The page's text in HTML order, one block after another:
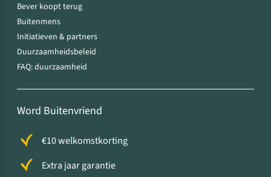
Bever koopt terug
Buitenmens
Initiatieven & partners
Duurzaamheidsbeleid
FAQ: duurzaamheid
Word Buitenvriend
€10 welkomstkorting
Extra jaar garantie